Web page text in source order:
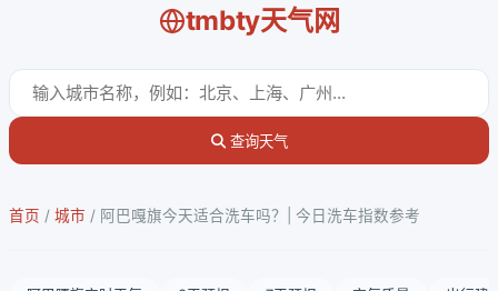
tmbty天气网
查询天气
首页 / 城市 / 阿巴嘎旗今天适合洗车吗？| 今日洗车指数参考